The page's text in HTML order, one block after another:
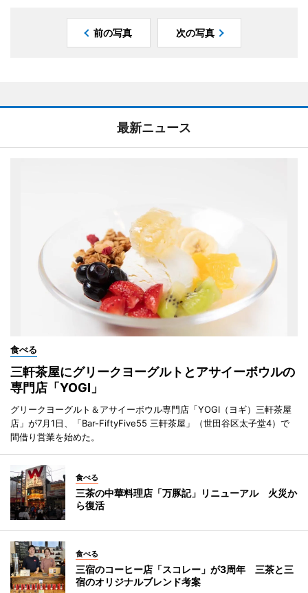
前の写真 次の写真
最新ニュース
食べる
三軒茶屋にグリークヨーグルトとアサイーボウルの
専門店「YOGI」
グリークヨーグルト＆アサイーボウル専門店「YOGI（ヨギ）三軒茶屋
店」が7月1日、「Bar-FiftyFive55 三軒茶屋」（世田谷区太子堂4）で
間借り営業を始めた。
食べる
三茶の中華料理店「万豚記」リニューアル 火災か
ら復活
食べる
三宿のコーヒー店「スコレー」が3周年 三茶と三
宿のオリジナルブレンド考案